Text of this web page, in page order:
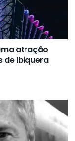
atração
de Ibiquera